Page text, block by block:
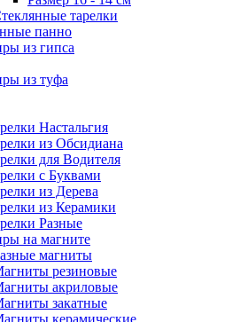
тарелки
панно
из гипса
из туфа
Настальгия
из Обсидиана
для Водителя
с Буквами
из Дерева
из Керамики
Разные
на магните
магниты
резиновые
акриловые
закатные
керамические